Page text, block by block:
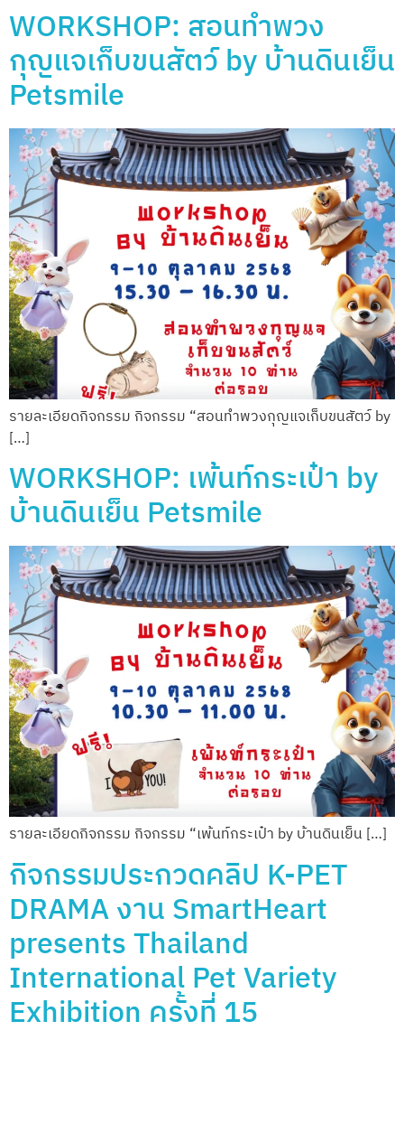
WORKSHOP: สอนทำพวง
กุญแจเก็บขนสัตว์ by บ้านดินเย็น
Petsmile
รายละเอียดกิจกรรม กิจกรรม “สอนทำพวงกุญแจเก็บขนสัตว์ by
[…]
WORKSHOP: เพ้นท์กระเป๋า by
บ้านดินเย็น Petsmile
รายละเอียดกิจกรรม กิจกรรม “เพ้นท์กระเป๋า by บ้านดินเย็น […]
กิจกรรมประกวดคลิป K-PET
DRAMA งาน SmartHeart
presents Thailand
International Pet Variety
Exhibition ครั้งที่ 15